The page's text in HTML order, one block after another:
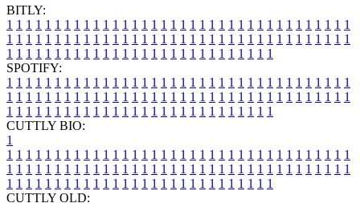
BITLY:
1 1 1 1 1 1 1 1 1 1 1 1 1 1 1 1 1 1 1 1 1 1 1 1 1 1 1 1 1 1 1 1 1 1 1 1
1 1 1 1 1 1 1 1 1 1 1 1 1 1 1 1 1 1 1 1 1 1 1 1 1 1 1 1 1 1 1 1 1 1 1 1
1 1 1 1 1 1 1 1 1 1 1 1 1 1 1 1 1 1 1 1 1 1 1 1 1 1 1 1
SPOTIFY:
1 1 1 1 1 1 1 1 1 1 1 1 1 1 1 1 1 1 1 1 1 1 1 1 1 1 1 1 1 1 1 1 1 1 1 1
1 1 1 1 1 1 1 1 1 1 1 1 1 1 1 1 1 1 1 1 1 1 1 1 1 1 1 1 1 1 1 1 1 1 1 1
1 1 1 1 1 1 1 1 1 1 1 1 1 1 1 1 1 1 1 1 1 1 1 1 1 1 1 1
CUTTLY BIO:
1
1 1 1 1 1 1 1 1 1 1 1 1 1 1 1 1 1 1 1 1 1 1 1 1 1 1 1 1 1 1 1 1 1 1 1 1
1 1 1 1 1 1 1 1 1 1 1 1 1 1 1 1 1 1 1 1 1 1 1 1 1 1 1 1 1 1 1 1 1 1 1 1
1 1 1 1 1 1 1 1 1 1 1 1 1 1 1 1 1 1 1 1 1 1 1 1 1 1 1 1
CUTTLY OLD: